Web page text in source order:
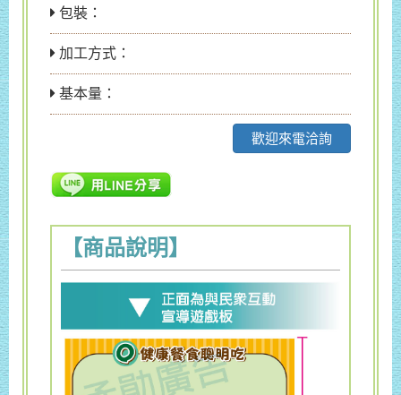
包裝：
加工方式：
基本量：
歡迎來電洽詢
【商品說明】